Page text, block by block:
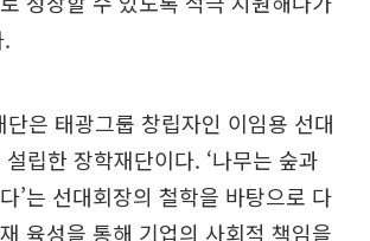
단은 태광그룹 창립자인 이임용 선대
립한 장학재단이다. ‘나무는 숲과
’는 선대회장의 철학을 바탕으로 다
육성을 통해 기업의 사회적 책임을